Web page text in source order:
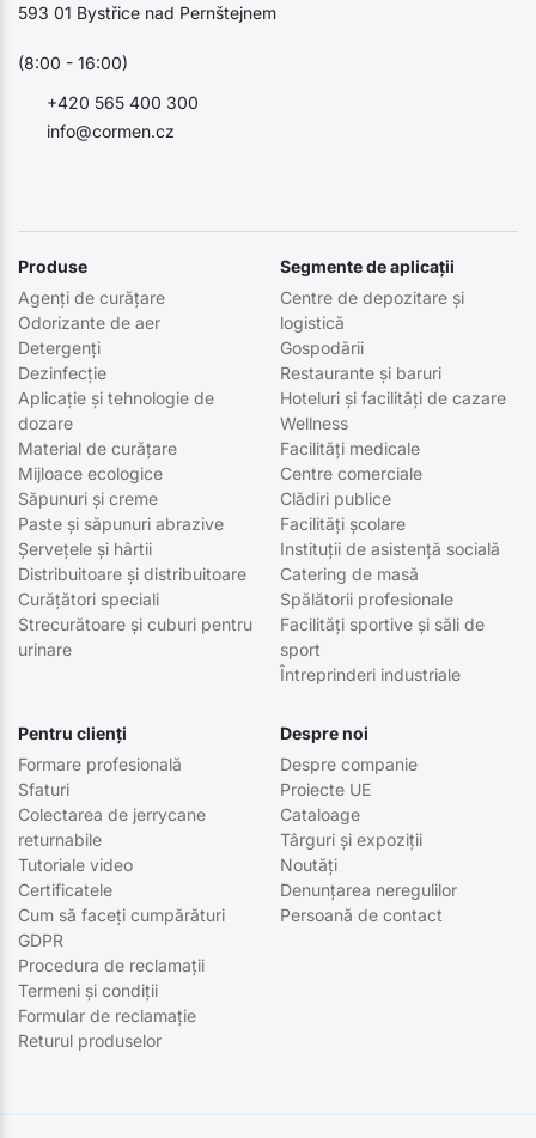
info@cormen.cz
+420 565 400 300
593 01 Bystřice nad Pernštejnem
(8:00 - 16:00)
Produse
Agenți de curățare
Odorizante de aer
Detergenți
Dezinfecție
Aplicație și tehnologie de
dozare
Material de curățare
Mijloace ecologice
Săpunuri și creme
Paste și săpunuri abrazive
Șervețele și hârtii
Distribuitoare și distribuitoare
Curățători speciali
Strecurătoare și cuburi pentru
urinare
Segmente de aplicații
Centre de depozitare și
logistică
Gospodării
Restaurante și baruri
Hoteluri și facilități de cazare
Wellness
Facilități medicale
Centre comerciale
Clădiri publice
Facilități școlare
Instituții de asistență socială
Catering de masă
Spălătorii profesionale
Facilități sportive și săli de
sport
Întreprinderi industriale
Pentru clienți
Formare profesională
Sfaturi
Colectarea de jerrycane
returnabile
Tutoriale video
Certificatele
Cum să faceți cumpărături
GDPR
Procedura de reclamații
Termeni și condiții
Formular de reclamație
Returul produselor
Despre noi
Despre companie
Proiecte UE
Cataloage
Târguri și expoziții
Noutăți
Denunțarea neregulilor
Persoană de contact